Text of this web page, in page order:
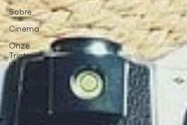
Sobre
Cinema
Onze
Trinta
Explica
Direção de
Arte
Televisão